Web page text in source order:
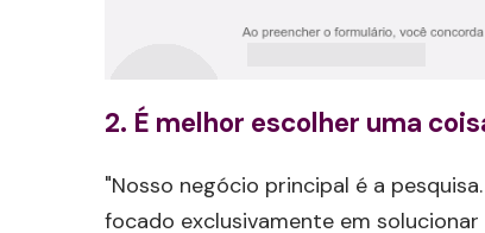
2. É melhor escolher uma
"Nosso negócio principal é a
focado exclusivamente em